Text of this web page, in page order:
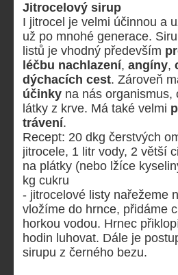
Jitrocelový sirup
I jitrocel je velmi účinnou a
už po mnohé generace.
listů je vhodný především
léčbu nachlazení, angíny,
dýchacích cest. Zároveň
účinky na nás organismus,
látky z krve. Má také velmi
trávení.
Recept: 20 dkg čerstvých
jitrocele, 1 litr vody, 2 větší
na plátky (nebo lžíce
kg cukru
- jitrocelové listy nařežeme
vložíme do hrnce, přidáme
horkou vodou. Hrnec
hodin luhovat. Dále je
sirupu z černého bezu.